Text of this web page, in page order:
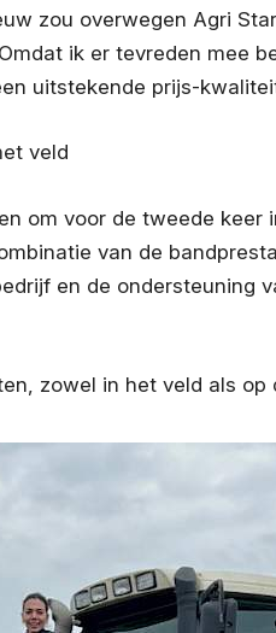
zou overwegen Agri
ik er tevreden mee
uitstekende prijs-
veld
om voor de tweede keer
van de
en de ondersteuning
zowel in het veld als op